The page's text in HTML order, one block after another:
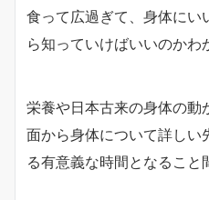
食って広過ぎて、身体に
ら知っていけばいいのかわ
栄養や日本古来の身体の動
面から身体について詳しい
る有意義な時間となること